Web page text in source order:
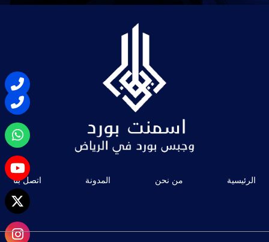
الرئيسية من نحن المدونة اتصل بنا